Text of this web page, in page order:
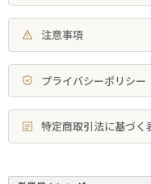
注意事項
プライバシーポリシー
特定商取引法に基づく